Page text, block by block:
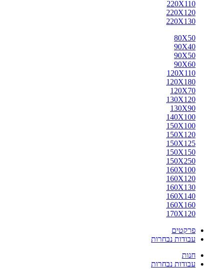
220X110
220X120
220X130
80X50
90X40
90X50
90X60
120X110
120X180
120X70
130X120
130X90
140X100
150X100
150X120
150X125
150X150
150X250
160X100
160X120
160X130
160X140
160X160
170X120
פרקטים
עבודות נבחרות
חנות
עבודות נבחרות